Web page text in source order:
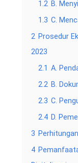
1.2 B.
1.3 C.
2 Prosedur
2023
2.1 A.
2.2 B.
2.3 C.
2.4 D.
3
4